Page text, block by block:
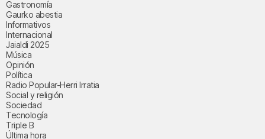
Gastronomía
Gaurko abestia
Informativos
Internacional
Jaialdi 2025
Música
Opinión
Política
Radio Popular-Herri Irratia
Social y religión
Sociedad
Tecnología
Triple B
Última hora